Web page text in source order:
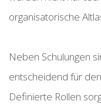
organisatorische
Neben Schulungen
entscheidend für
Definierte Rollen